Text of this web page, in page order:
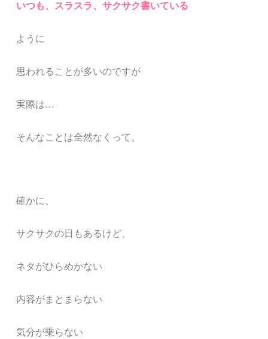
いつも、 スラスラ、サクサク書いている
ように
思われることが多いのですが
実際は…
そんなことは全然なくって 。
確かに、
サクサクの日もあるけど、
ネタがひらめかない
内容がまとまらない
気分が乗らない